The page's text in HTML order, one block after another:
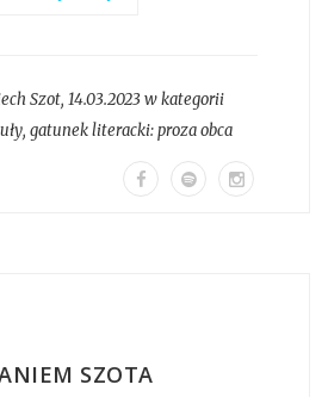
Szot, 14.03.2023 w kategorii
, gatunek literacki:proza obca
SZOTA